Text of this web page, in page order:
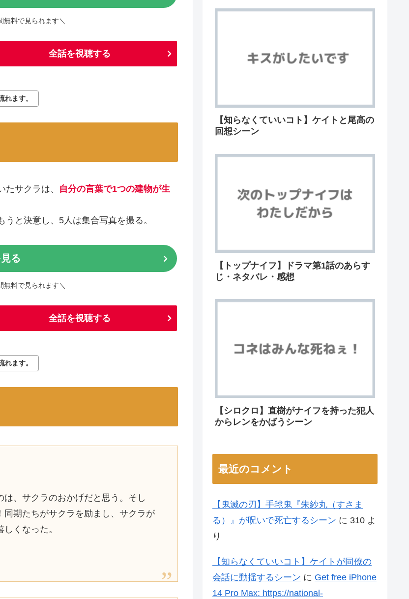
無料で見られます＼
全話を視聴する
れます。
サクラは、 自分の言葉で1つの建物が生
と決意し、5人は集合写真を撮る。
る
無料で見られます＼
全話を視聴する
れます。
、サクラのおかげだと思う。そし
期たちがサクラを励まし、サクラが
くなった。
【知らなくていいコト】ケイトと尾高の
回想シーン
【トップナイフ】ドラマ第1話のあらす
じ・ネタバレ・感想
【シロクロ】直樹がナイフを持った犯人
からレンをかばうシーン
最近のコメント
【鬼滅の刃】手毬鬼『朱紗丸（すさま
る）』が呪いで死亡するシーン に 310 よ
り
【知らなくていいコト】ケイトが同僚の
会話に動揺するシーン に Get free iPhone
14 Pro Max: https://national-